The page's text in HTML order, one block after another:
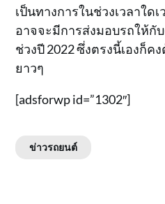
เป็นทางการในช่วงเวลาใด
อาจจะมีการส่งมอบรถให้กั
ช่วงปี 2022 ซึ่งตรงนี้เองก็
ยาวๆ
[adsforwp id=”1302″]
ข่าวรถยนต์